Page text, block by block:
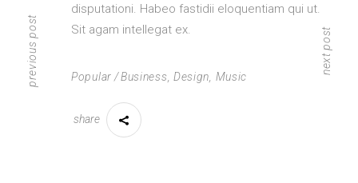
disputationi. Habeo fastidii eloquentiam qui ut.
Sit agam intellegat ex.
Popular Business Design Music
share
previous post next post